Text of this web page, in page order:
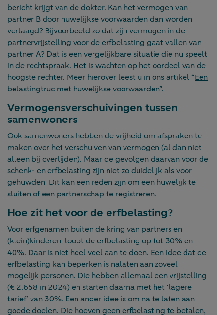
bericht krijgt van de dokter. Kan het vermogen van
partner B door huwelijkse voorwaarden dan worden
verlaagd? Bijvoorbeeld zo dat zijn vermogen in de
partnervrijstelling voor de erfbelasting gaat vallen van
partner A? Dat is een vergelijkbare situatie die nu speelt
in de rechtspraak. Het is wachten op het oordeel van de
hoogste rechter. Meer hierover leest u in ons artikel “Een
belastingtruc met huwelijkse voorwaarden”.
Vermogensverschuivingen tussen
samenwoners
Ook samenwoners hebben de vrijheid om afspraken te
maken over het verschuiven van vermogen (al dan niet
alleen bij overlijden). Maar de gevolgen daarvan voor de
schenk- en erfbelasting zijn niet zo duidelijk als voor
gehuwden. Dit kan een reden zijn om een huwelijk te
sluiten of een partnerschap te registreren.
Hoe zit het voor de erfbelasting?
Voor erfgenamen buiten de kring van partners en
(klein)kinderen, loopt de erfbelasting op tot 30% en
40%. Daar is niet heel veel aan te doen. Een idee dat de
erfbelasting kan beperken is nalaten aan zoveel
mogelijk personen. Die hebben allemaal een vrijstelling
(€ 2.658 in 2024) en starten daarna met het ‘lagere
tarief’ van 30%. Een ander idee is om na te laten aan
goede doelen. Die hoeven geen erfbelasting te betalen,